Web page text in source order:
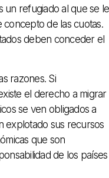
un refugiado al que se le
de las cuotas.
deben conceder el
razones. Si
el derecho a migrar
se ven obligados a
explotado sus recursos
que son
de los países